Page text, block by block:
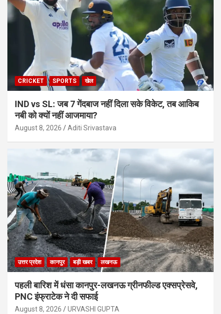
CRICKET SPORTS खेल
IND vs SL: जब 7 गेंदबाज नहीं दिला सके विकेट, तब आकिब
नबी को क्यों नहीं आजमाया?
August 8, 2026 Aditi Srivastava
उत्तर प्रदेश कानपुर बड़ी खबर लखनऊ
पहली बारिश में धंसा कानपुर-लखनऊ ग्रीनफील्ड एक्सप्रेसवे,
PNC इंफ्राटेक ने दी सफाई
August 8, 2026 URVASHI GUPTA